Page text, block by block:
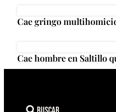
Cae gringo
Cae hombre en Saltillo